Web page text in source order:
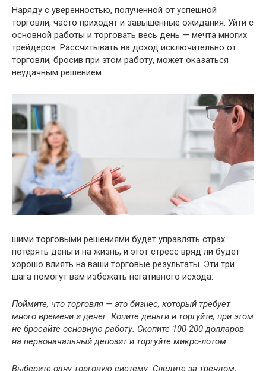
Наряду с уверенностью, полученной от успешной
торговли, часто приходят и завышенные ожидания. Уйти с
основной работы и торговать весь день — мечта многих
трейдеров. Рассчитывать на доход исключительно от
торговли, бросив при этом работу, может оказаться
неудачным решением.
шими торговыми решениями будет управлять страх
потерять деньги на жизнь, и этот стресс вряд ли будет
хорошо влиять на ваши торговые результаты. Эти три
шага помогут вам избежать негативного исхода:
Поймите, что торговля — это бизнес, который требует
много времени и денег. Копите деньги и торгуйте, при этом
не бросайте основную работу. Скопите 100-200 долларов
на первоначальный депозит и торгуйте микро-лотом.
Выберите одну торговую систему. Следите за трендом,